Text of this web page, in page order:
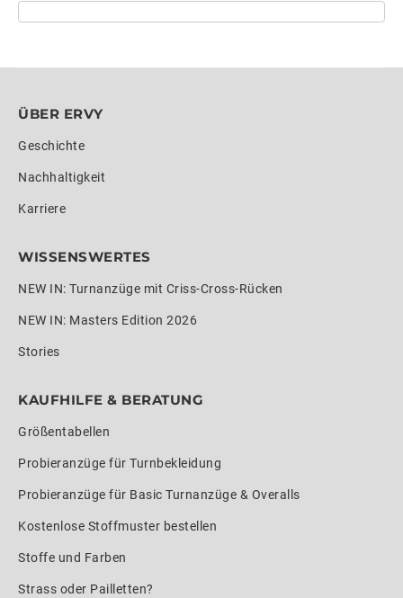
ÜBER ERVY
Geschichte
Nachhaltigkeit
Karriere
WISSENSWERTES
NEW IN: Turnanzüge mit Criss-Cross-Rücken
NEW IN: Masters Edition 2026
Stories
KAUFHILFE & BERATUNG
Größentabellen
Probieranzüge für Turnbekleidung
Probieranzüge für Basic Turnanzüge & Overalls
Kostenlose Stoffmuster bestellen
Stoffe und Farben
Strass oder Pailletten?